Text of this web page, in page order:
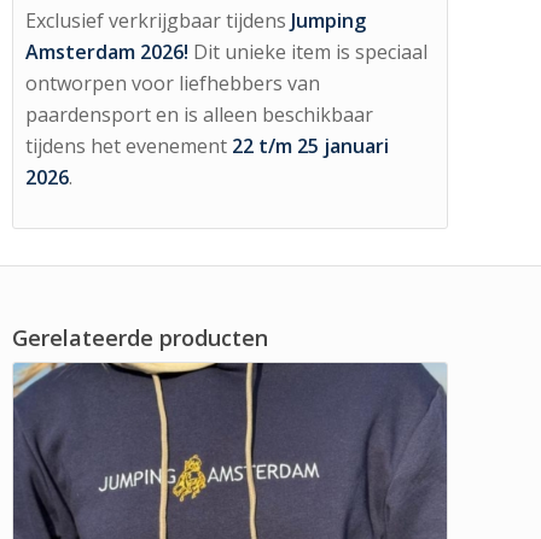
Exclusief verkrijgbaar tijdens Jumping
Amsterdam 2026! Dit unieke item is speciaal
ontworpen voor liefhebbers van
paardensport en is alleen beschikbaar
tijdens het evenement 22 t/m 25 januari
2026.
Gerelateerde producten